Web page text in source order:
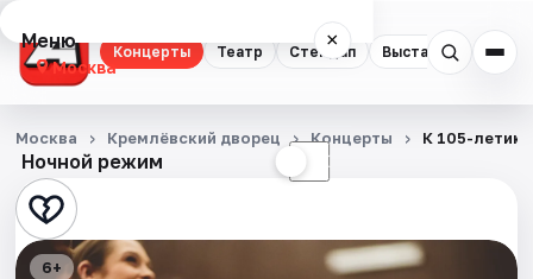
Концерты Театр Стендап Выставки
Меню ×
Москва
Концерты
Театр
Стендап
Ночной режим ☾
Москва Кремлёвский дворец Концерты К 105-летию
6+